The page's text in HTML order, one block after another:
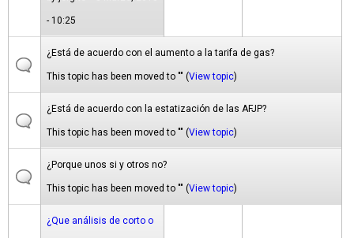
- 10:25
¿Está de acuerdo con el aumento a la tarifa de gas?
This topic has been moved to "" (View topic)
¿Está de acuerdo con la estatización de las AFJP?
This topic has been moved to "" (View topic)
¿Porque unos si y otros no?
This topic has been moved to "" (View topic)
¿Que análisis de corto o